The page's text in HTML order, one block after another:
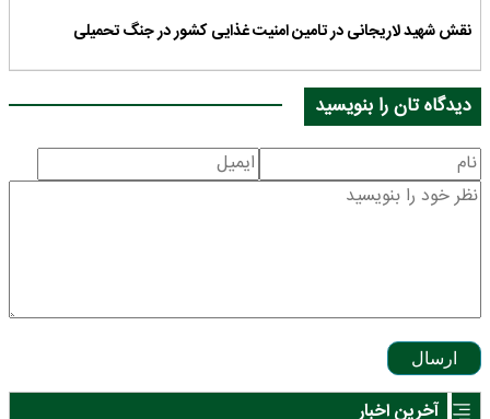
نقش شهید لاریجانی در تامین امنیت غذایی کشور در جنگ تحمیلی
دیدگاه تان را بنویسید
ارسال
آخرین اخبار